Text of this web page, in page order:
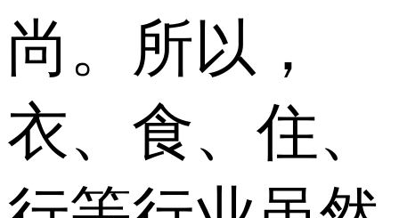
尚。所以，
衣、食、住、